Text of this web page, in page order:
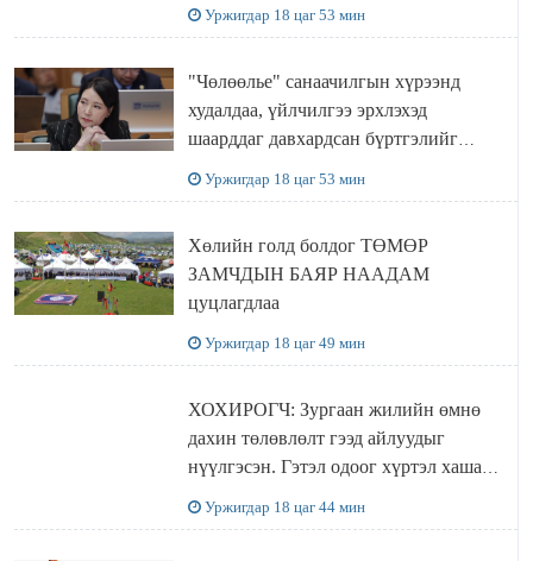
Уржигдар 18 цаг 53 мин
"Чөлөөлье" санаачилгын хүрээнд
худалдаа, үйлчилгээ эрхлэхэд
шаарддаг давхардсан бүртгэлийг
Уржигдар 18 цаг 53 мин
Хөлийн голд болдог ТӨМӨР
ЗАМЧДЫН БАЯР НААДАМ
цуцлагдлаа
Уржигдар 18 цаг 49 мин
ХОХИРОГЧ: Зургаан жилийн өмнө
дахин төлөвлөлт гээд айлуудыг
нүүлгэсэн. Гэтэл одоог хүртэл хашаа
Уржигдар 18 цаг 44 мин